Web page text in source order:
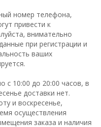
номер телефона,
привести к
внимательно
при регистрации и
ваших
с 10:00 до 20:00 часов, в
доставки нет.
и воскресенье,
осуществления
заказа и наличия